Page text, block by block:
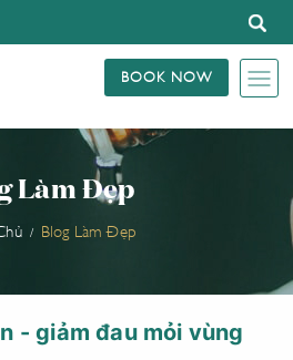
BOOK NOW
Làm Đẹp
Blog Làm Đẹp
- giảm đau mỏi vùng